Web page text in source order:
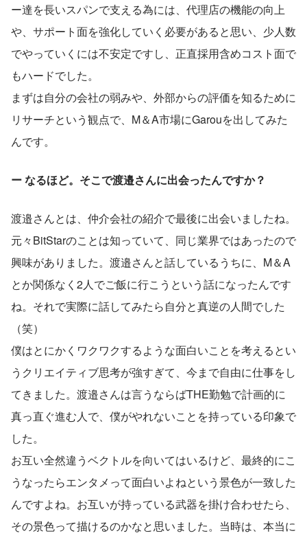
ー達を長いスパンで支える為には、代理店の機能の向上
や、サポート面を強化していく必要があると思い、少人数
でやっていくには不安定ですし、正直採用含めコスト面で
もハードでした。
まずは自分の会社の弱みや、外部からの評価を知るために
リサーチという観点で、M＆A市場にGarouを出してみた
んです。
ー なるほど。そこで渡邉さんに出会ったんですか？
渡邉さんとは、仲介会社の紹介で最後に出会いましたね。
元々BitStarのことは知っていて、同じ業界ではあったので
興味がありました。渡邉さんと話しているうちに、M＆A
とか関係なく2人でご飯に行こうという話になったんです
ね。それで実際に話してみたら自分と真逆の人間でした
（笑）
僕はとにかくワクワクするような面白いことを考えるとい
うクリエイティブ思考が強すぎて、今まで自由に仕事をし
てきました。渡邉さんは言うならばTHE勤勉で計画的に
真っ直ぐ進む人で、僕がやれないことを持っている印象で
した。
お互い全然違うベクトルを向いてはいるけど、最終的にこ
うなったらエンタメって面白いよねという景色が一致した
んですよね。お互いが持っている武器を掛け合わせたら、
その景色って描けるのかなと思いました。当時は、本当に